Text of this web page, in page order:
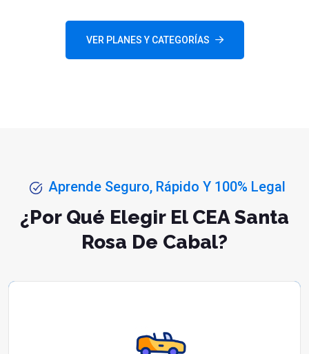
VER PLANES Y CATEGORÍAS
Aprende Seguro, Rápido Y 100% Legal
¿Por Qué Elegir El CEA Santa
Rosa De Cabal?